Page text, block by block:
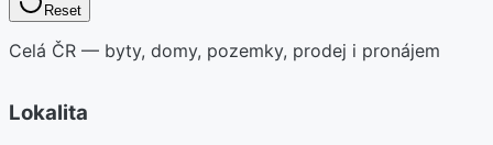
Reset
Celá ČR — byty, domy, pozemky, prodej i pronájem
Lokalita